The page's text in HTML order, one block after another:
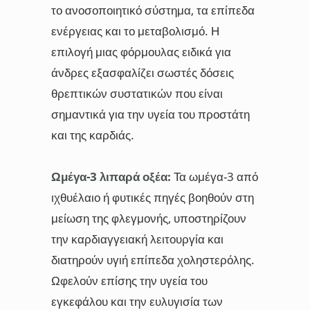
το ανοσοποιητικό σύστημα, τα επίπεδα
ενέργειας και το μεταβολισμό. Η
επιλογή μιας φόρμουλας ειδικά για
άνδρες εξασφαλίζει σωστές δόσεις
θρεπτικών συστατικών που είναι
σημαντικά για την υγεία του προστάτη
και της καρδιάς.
Ωμέγα-3 λιπαρά οξέα: Τα ωμέγα-3 από
ιχθυέλαιο ή φυτικές πηγές βοηθούν στη
μείωση της φλεγμονής, υποστηρίζουν
την καρδιαγγειακή λειτουργία και
διατηρούν υγιή επίπεδα χοληστερόλης.
Ωφελούν επίσης την υγεία του
εγκεφάλου και την ευλυγισία των